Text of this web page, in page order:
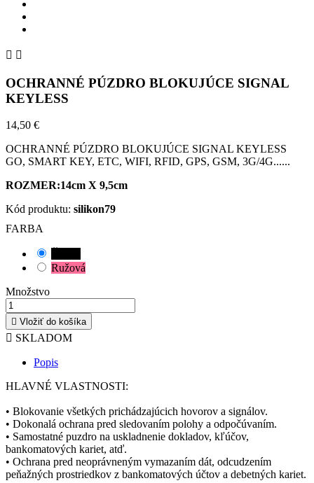
 
OCHRANNÉ PÚZDRO BLOKUJÚCE SIGNAL
KEYLESS
14,50 €
OCHRANNÉ PÚZDRO BLOKUJÚCE SIGNAL KEYLESS
GO, SMART KEY, ETC, WIFI, RFID, GPS, GSM, 3G/4G......
ROZMER:14cm X 9,5cm
Kód produktu: silikon79
FARBA
Ružová
Množstvo
 Vložiť do košíka
 SKLADOM
Popis
HLAVNÉ VLASTNOSTI:
• Blokovanie všetkých prichádzajúcich hovorov a signálov.
• Dokonalá ochrana pred sledovaním polohy a odpočúvaním.
• Samostatné puzdro na uskladnenie dokladov, kľúčov,
bankomatových kariet, atď.
• Ochrana pred neoprávneným vymazaním dát, odcudzením
peňažných prostriedkov z bankomatových účtov a debetných kariet.